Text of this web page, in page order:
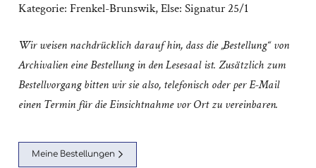
Kategorie: Frenkel-Brunswik, Else: Signatur 25/1
Wir weisen nachdrücklich darauf hin, dass die „Bestellung“ von
Archivalien eine Bestellung in den Lesesaal ist. Zusätzlich zum
Bestellvorgang bitten wir sie also, telefonisch oder per E-Mail
einen Termin für die Einsichtnahme vor Ort zu vereinbaren.
Meine Bestellungen